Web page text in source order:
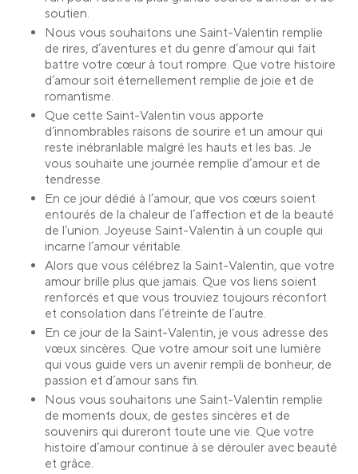
soutien.
Nous vous souhaitons une Saint-Valentin remplie
de rires, d’aventures et du genre d’amour qui fait
battre votre cœur à tout rompre. Que votre histoire
d’amour soit éternellement remplie de joie et de
romantisme.
Que cette Saint-Valentin vous apporte
d’innombrables raisons de sourire et un amour qui
reste inébranlable malgré les hauts et les bas. Je
vous souhaite une journée remplie d’amour et de
tendresse.
En ce jour dédié à l’amour, que vos cœurs soient
entourés de la chaleur de l’affection et de la beauté
de l’union. Joyeuse Saint-Valentin à un couple qui
incarne l’amour véritable.
Alors que vous célébrez la Saint-Valentin, que votre
amour brille plus que jamais. Que vos liens soient
renforcés et que vous trouviez toujours réconfort
et consolation dans l’étreinte de l’autre.
En ce jour de la Saint-Valentin, je vous adresse des
vœux sincères. Que votre amour soit une lumière
qui vous guide vers un avenir rempli de bonheur, de
passion et d’amour sans fin.
Nous vous souhaitons une Saint-Valentin remplie
de moments doux, de gestes sincères et de
souvenirs qui dureront toute une vie. Que votre
histoire d’amour continue à se dérouler avec beauté
et grâce.